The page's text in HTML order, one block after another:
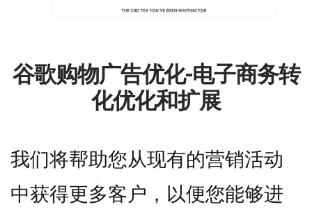
谷歌购物广告优化-电子商务转
化优化和扩展
我们将帮助您从现有的营销活动
中获得更多客户，以便您能够进